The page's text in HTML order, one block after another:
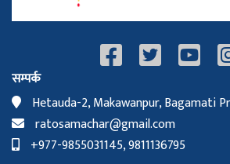
सम्पर्क
Hetauda-2, Makawanpur, Bagamati
ratosamachar@gmail.com
+977-9855031145, 9811136795